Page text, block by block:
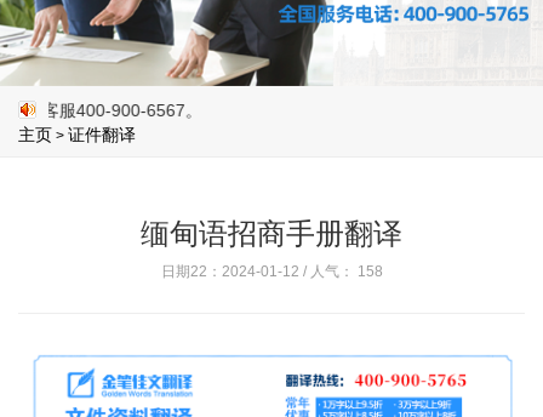
客服400-900-6567。
主页 > 证件翻译
缅甸语招商手册翻译
日期22：2024-01-12 / 人气： 158